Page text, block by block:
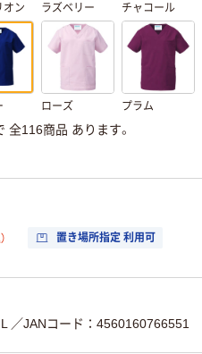
オン ラズベリー チャコール
ローズ プラム
全116商品 あります。
置き場所指定 利用可
／JANコード：4560160766551